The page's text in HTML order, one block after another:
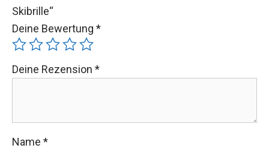
Skibrille“
Deine Bewertung *
Deine Rezension *
Name *